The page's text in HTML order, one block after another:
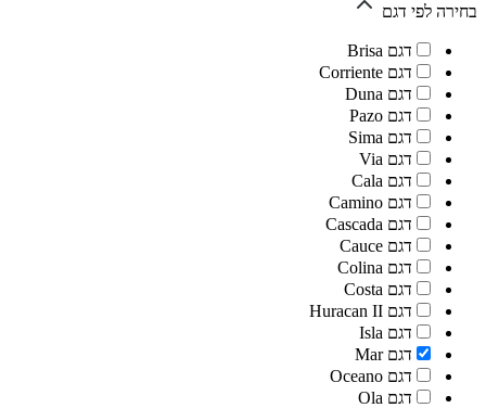
בחירה לפי דגם
דגם Brisa
דגם Corriente
דגם Duna
דגם Pazo
דגם Sima
דגם Via
דגם Cala
דגם Camino
דגם Cascada
דגם Cauce
דגם Colina
דגם Costa
דגם Huracan II
דגם Isla
דגם Mar
דגם Oceano
דגם Ola